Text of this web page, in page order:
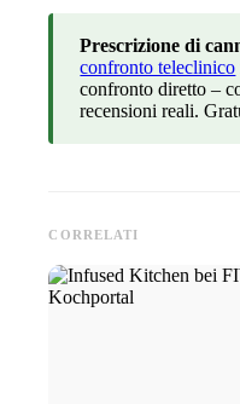
Prescrizione di
confronto teleclinico
confronto diretto –
recensioni reali.
CORRELATI